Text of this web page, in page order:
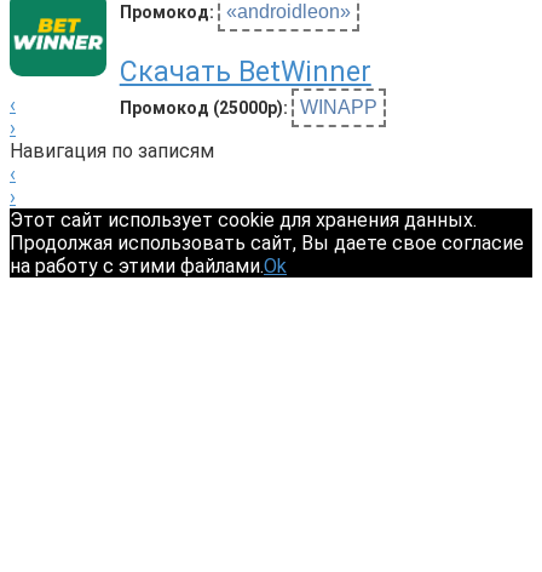
Промокод: «androidleon»
Скачать BetWinner
Промокод (25000р): WINAPP
‹
›
Навигация по записям
‹
›
Этот сайт использует cookie для хранения данных.
Продолжая использовать сайт, Вы даете свое согласие
на работу с этими файлами.Ok